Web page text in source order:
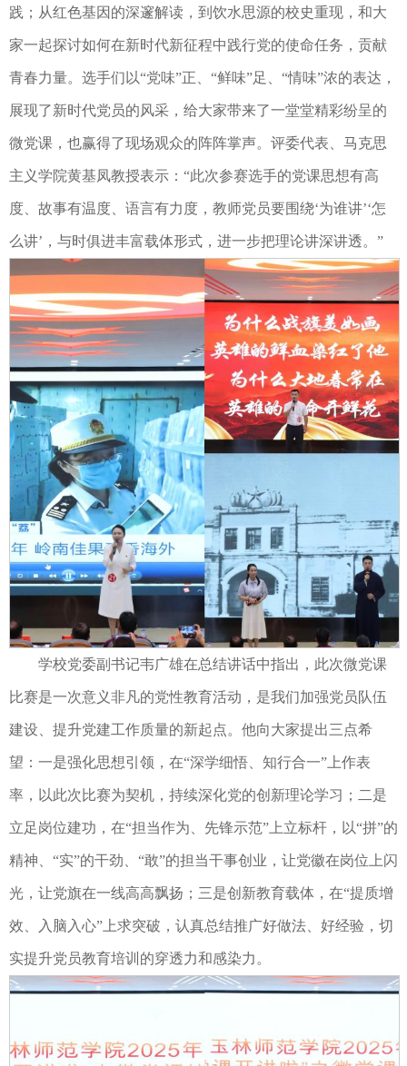
践；从红色基因的深邃解读，到饮水思源的校史重现，和大
家一起探讨如何在新时代新征程中践行党的使命任务，贡献
青春力量。选手们以“党味”正、“鲜味”足、“情味”浓的表达，
展现了新时代党员的风采，给大家带来了一堂堂精彩纷呈的
微党课，也赢得了现场观众的阵阵掌声。评委代表、马克思
主义学院黄基凤教授表示：“此次参赛选手的党课思想有高
度、故事有温度、语言有力度，教师党员要围绕‘为谁讲’‘怎
么讲’，与时俱进丰富载体形式，进一步把理论讲深讲透。”
学校党委副书记韦广雄在总结讲话中指出，此次微党课
比赛是一次意义非凡的党性教育活动，是我们加强党员队伍
建设、提升党建工作质量的新起点。他向大家提出三点希
望：一是强化思想引领，在“深学细悟、知行合一”上作表
率，以此次比赛为契机，持续深化党的创新理论学习；二是
立足岗位建功，在“担当作为、先锋示范”上立标杆，以“拼”的
精神、“实”的干劲、“敢”的担当干事创业，让党徽在岗位上闪
光，让党旗在一线高高飘扬；三是创新教育载体，在“提质增
效、入脑入心”上求突破，认真总结推广好做法、好经验，切
实提升党员教育培训的穿透力和感染力。